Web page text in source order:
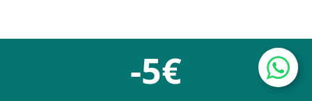
-5€